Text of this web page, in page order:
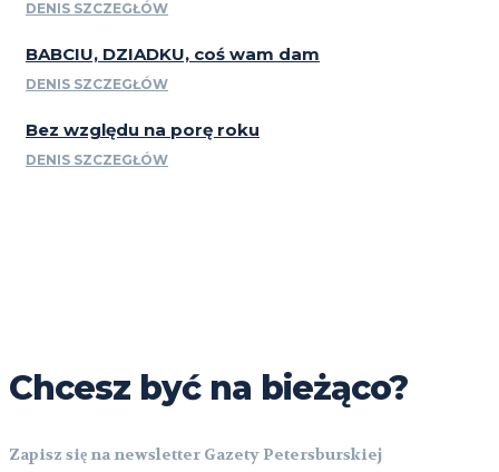
DENIS SZCZEGŁÓW
BABCIU, DZIADKU, coś wam dam
DENIS SZCZEGŁÓW
Bez względu na porę roku
DENIS SZCZEGŁÓW
Chcesz być na bieżąco?
Zapisz się na newsletter Gazety Petersburskiej